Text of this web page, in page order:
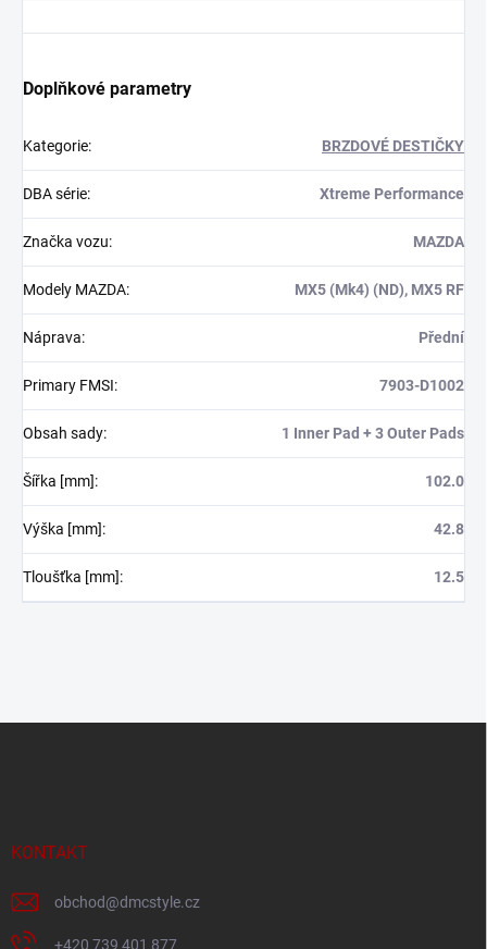
Doplňkové parametry
Kategorie: BRZDOVÉ DESTIČKY
DBA série: Xtreme Performance
Značka vozu: MAZDA
Modely MAZDA: MX5 (Mk4) (ND), MX5 RF
Náprava: Přední
Primary FMSI: 7903-D1002
Obsah sady: 1 Inner Pad + 3 Outer Pads
Šířka [mm]: 102.0
Výška [mm]: 42.8
Tloušťka [mm]: 12.5
KONTAKT
obchod@dmcstyle.cz
+420 739 401 877